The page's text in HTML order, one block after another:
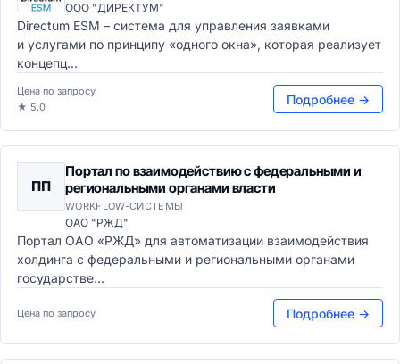
ООО "ДИРЕКТУМ"
Directum ESM – система для управления заявками
и услугами по принципу «одного окна», которая реализует
концепц...
Цена по запросу
★ 5.0
Подробнее →
ПП
Портал по взаимодействию с федеральными и
региональными органами власти
WORKFLOW-СИСТЕМЫ
ОАО "РЖД"
Портал ОАО «РЖД» для автоматизации взаимодействия
холдинга с федеральными и региональными органами
государстве...
Цена по запросу Подробнее →